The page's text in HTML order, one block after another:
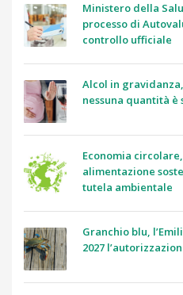
Ministero della
processo di
controllo ufficiale
Alcol in
nessuna quantità
Economia
alimentazione
tutela ambientale
Granchio blu,
2027